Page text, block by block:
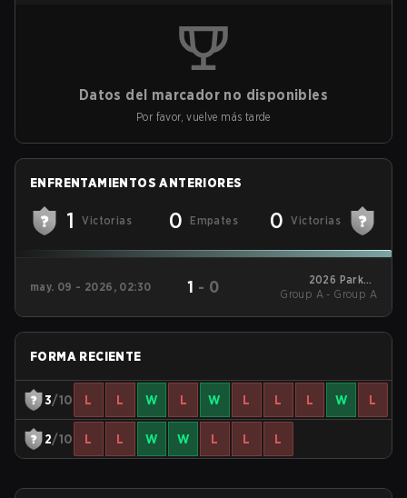
Datos del marcador no disponibles
Por favor, vuelve más tarde
ENFRENTAMIENTOS ANTERIORES
1 Victorias 0 Empates 0 Victorias
may. 09 - 2026, 02:30 1 - 0
2026 Parken
Challenger
Group A - Group A
FORMA RECIENTE
3/10 L L W L W L L L W L
2/10 L L W W L L L